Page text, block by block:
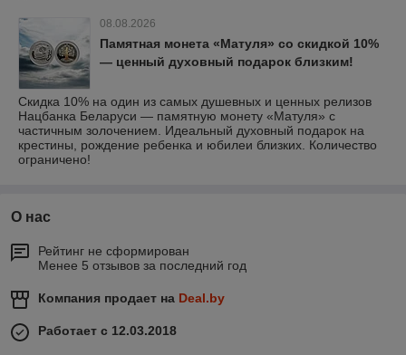
08.08.2026
Памятная монета «Матуля» со скидкой 10%
— ценный духовный подарок близким!
Скидка 10% на один из самых душевных и ценных релизов
Нацбанка Беларуси — памятную монету «Матуля» с
частичным золочением. Идеальный духовный подарок на
крестины, рождение ребенка и юбилеи близких. Количество
ограничено!
О нас
Рейтинг не сформирован
Менее 5 отзывов за последний год
Компания продает на Deal.by
Работает с 12.03.2018